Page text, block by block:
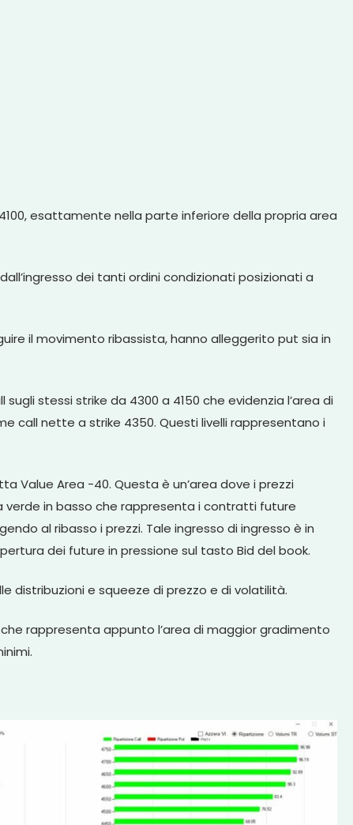
esattamente nella parte inferiore della propria area
dei tanti ordini condizionati posizionati a
il movimento ribassista, hanno alleggerito put sia in
stessi strike da 4300 a 4150 che evidenzia l’area di
call nette a strike 4350. Questi livelli rappresentano i
Value Area -40. Questa è un’area dove i prezzi
in basso che rappresenta i contratti future
al ribasso i prezzi. Tale ingresso di ingresso è in
dei future in pressione sul tasto Bid del book.
e squeeze di prezzo e di volatilità.
rappresenta appunto l’area di maggior gradimento